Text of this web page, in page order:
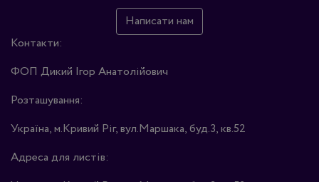
Написати нам
Контакти:
ФОП Дикий Ігор Анатолійович
Розташування:
Україна, м.Кривий Ріг, вул.Маршака, буд.3, кв.52
Адреса для листів: